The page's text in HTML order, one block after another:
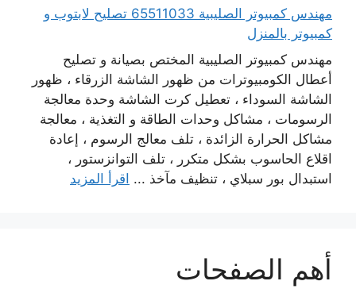
مهندس كمبيوتر الصليبية 65511033 تصليح لابتوب و
كمبيوتر بالمنزل
مهندس كمبيوتر الصليبية المختص بصيانة و تصليح
أعطال الكومبيوترات من ظهور الشاشة الزرقاء ، ظهور
الشاشة السوداء ، تعطيل كرت الشاشة وحدة معالجة
الرسومات ، مشاكل وحدات الطاقة و التغذية ، معالجة
مشاكل الحرارة الزائدة ، تلف معالج الرسوم ، إعادة
اقلاع الحاسوب بشكل متكرر ، تلف التوانزستور ،
استبدال بور سبلاي ، تنظيف مآخذ ... اقرأ المزيد
أهم الصفحات